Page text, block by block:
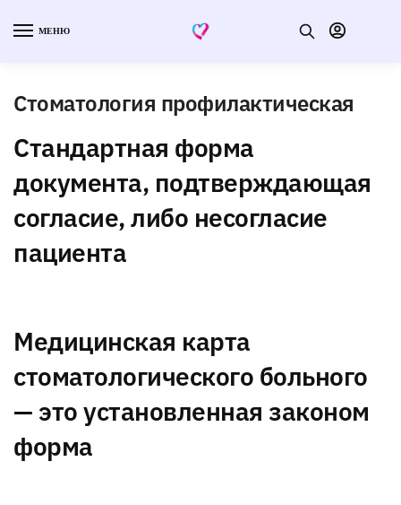
МЕНЮ
Стоматология профилактическая
Стандартная форма
документа, подтверждающая
согласие, либо несогласие
пациента
Медицинская карта
стоматологического больного
— это установленная законом
форма